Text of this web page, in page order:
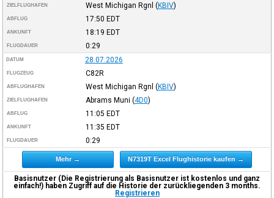
ZIELFLUGHAFEN West Michigan Rgnl (KBIV)
ABFLUG 17:50 EDT
ANKUNFT 18:19 EDT
FLUGDAUER 0:29
DATUM 28.07.2026
FLUGZEUG C82R
ABFLUGHAFEN West Michigan Rgnl (KBIV)
ZIELFLUGHAFEN Abrams Muni (4D0)
ABFLUG 11:05 EDT
ANKUNFT 11:35 EDT
FLUGDAUER 0:29
Mehr → N7319T Excel Flughistorie kaufen →
Basisnutzer (Die Registrierung als Basisnutzer ist kostenlos und ganz
einfach!) haben Zugriff auf die Historie der zurückliegenden 3 months.
Registrieren